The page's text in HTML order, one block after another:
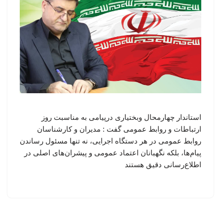
استاندار چهارمحال وبختیاری درپیامی به مناسبت روز
ارتباطات و روابط عمومی گفت : مدیران و کارشناسان
روابط عمومی در هر دستگاه اجرایی، نه تنها مسئول رساندن
پیام‌ها، بلکه نگهبانان اعتماد عمومی و پیشران‌های اصلی در
اطلاع‌رسانی دقیق هستند